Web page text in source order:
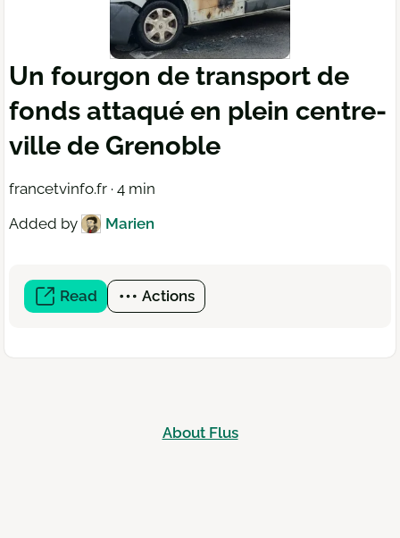
Un fourgon de transport de
fonds attaqué en plein centre-
ville de Grenoble
francetvinfo.fr · 4 min
Added by
Marien
Read (open
a
window)
Actions
About Flus